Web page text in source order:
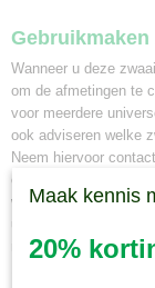
Gebruikmaken
Wanneer u deze
om de afmetingen te
voor meerdere
ook adviseren welke
Neem hiervoor
een zwaailamp bij
wordt hij dezelfde dag
met vrijdag geopend
16.30 uur. Maakt u
Maak kennis
20%